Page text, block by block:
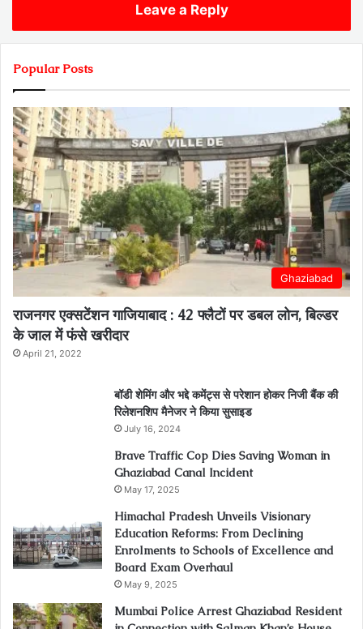
Leave a Reply
Popular Posts
Ghaziabad
राजनगर एक्सटेंशन गाजियाबाद : 42 फ्लैटों पर डबल लोन, बिल्डर
के जाल में फंसे खरीदार
April 21, 2022
बॉडी शेमिंग और भद्दे कमेंट्स से परेशान होकर निजी बैंक की
रिलेशनशिप मैनेजर ने किया सुसाइड
July 16, 2024
Brave Traffic Cop Dies Saving Woman in
Ghaziabad Canal Incident
May 17, 2025
Himachal Pradesh Unveils Visionary
Education Reforms: From Declining
Enrolments to Schools of Excellence and
Board Exam Overhaul
May 9, 2025
Mumbai Police Arrest Ghaziabad Resident